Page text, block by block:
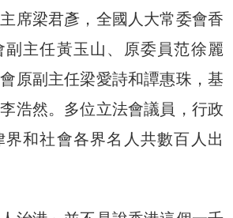
席梁君彥，全國人大常委會香
主任黃玉山、原委員范徐麗
原副主任梁愛詩和譚惠珠，基
浩然。多位立法會議員，行政
和社會各界名人共數百人出